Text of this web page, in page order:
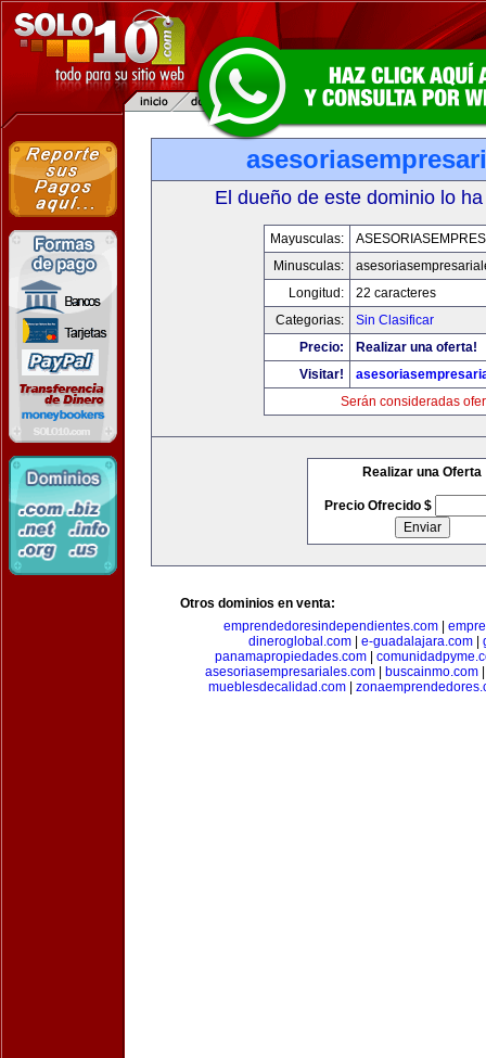
El dueño de este dominio lo
Mayusculas:
Minusculas:
Longitud:
22 caracteres
Categorias:
Sin Clasificar
Precio:
Realizar una oferta!
Visitar!
Serán consideradas
Realizar una Oferta
Precio Ofrecido $
Otros dominios en venta:
emprendedoresindependientes.com|
dineroglobal.com
e-guadalajara.com
panamapropiedades.com|
asesoriasempresariales.com| buscainmo.com
mueblesdecalidad.com|